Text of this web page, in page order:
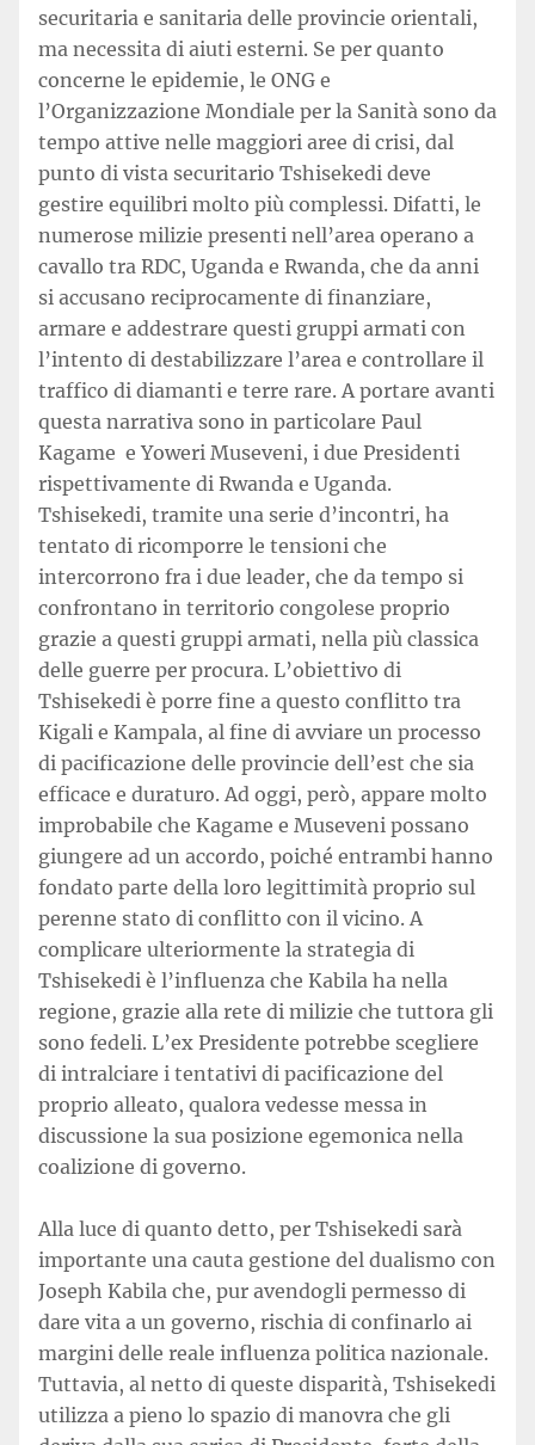
securitaria e sanitaria delle provincie orientali,
ma necessita di aiuti esterni. Se per quanto
concerne le epidemie, le ONG e
l’Organizzazione Mondiale per la Sanità sono da
tempo attive nelle maggiori aree di crisi, dal
punto di vista securitario Tshisekedi deve
gestire equilibri molto più complessi. Difatti, le
numerose milizie presenti nell’area operano a
cavallo tra RDC, Uganda e Rwanda, che da anni
si accusano reciprocamente di finanziare,
armare e addestrare questi gruppi armati con
l’intento di destabilizzare l’area e controllare il
traffico di diamanti e terre rare. A portare avanti
questa narrativa sono in particolare Paul
Kagame e Yoweri Museveni, i due Presidenti
rispettivamente di Rwanda e Uganda.
Tshisekedi, tramite una serie d’incontri, ha
tentato di ricomporre le tensioni che
intercorrono fra i due leader, che da tempo si
confrontano in territorio congolese proprio
grazie a questi gruppi armati, nella più classica
delle guerre per procura. L’obiettivo di
Tshisekedi è porre fine a questo conflitto tra
Kigali e Kampala, al fine di avviare un processo
di pacificazione delle provincie dell’est che sia
efficace e duraturo. Ad oggi, però, appare molto
improbabile che Kagame e Museveni possano
giungere ad un accordo, poiché entrambi hanno
fondato parte della loro legittimità proprio sul
perenne stato di conflitto con il vicino. A
complicare ulteriormente la strategia di
Tshisekedi è l’influenza che Kabila ha nella
regione, grazie alla rete di milizie che tuttora gli
sono fedeli. L’ex Presidente potrebbe scegliere
di intralciare i tentativi di pacificazione del
proprio alleato, qualora vedesse messa in
discussione la sua posizione egemonica nella
coalizione di governo.
Alla luce di quanto detto, per Tshisekedi sarà
importante una cauta gestione del dualismo con
Joseph Kabila che, pur avendogli permesso di
dare vita a un governo, rischia di confinarlo ai
margini delle reale influenza politica nazionale.
Tuttavia, al netto di queste disparità, Tshisekedi
utilizza a pieno lo spazio di manovra che gli